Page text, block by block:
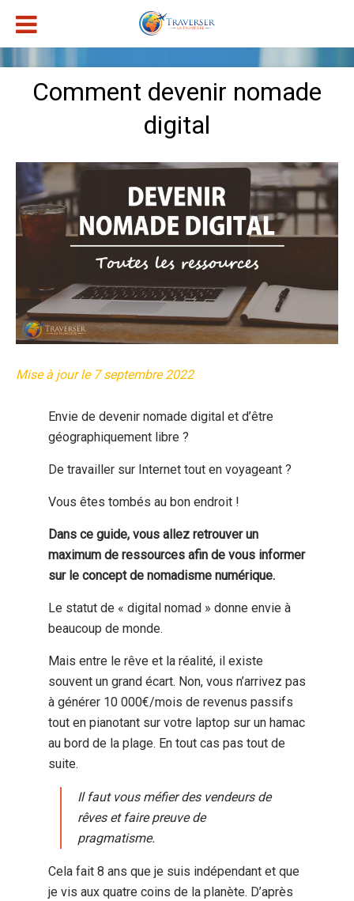
Comment devenir nomade
digital
Mise à jour le 7 septembre 2022
Envie de devenir nomade digital et d’être
géographiquement libre ?
De travailler sur Internet tout en voyageant ?
Vous êtes tombés au bon endroit !
Dans ce guide, vous allez retrouver un
maximum de ressources afin de vous informer
sur le concept de nomadisme numérique.
Le statut de « digital nomad » donne envie à
beaucoup de monde.
Mais entre le rêve et la réalité, il existe
souvent un grand écart. Non, vous n’arrivez pas
à générer 10 000€/mois de revenus passifs
tout en pianotant sur votre laptop sur un hamac
au bord de la plage. En tout cas pas tout de
suite.
Il faut vous méfier des vendeurs de
rêves et faire preuve de
pragmatisme.
Cela fait 8 ans que je suis indépendant et que
je vis aux quatre coins de la planète. D’après